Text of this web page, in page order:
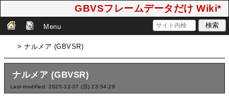
GBVSフレームデータだけ Wiki*
Menu
> ナルメア (GBVSR)
ナルメア (GBVSR)
Last-modified: 2025-12-07 (日) 23:54:29